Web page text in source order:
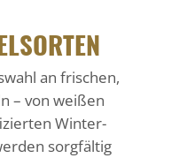
an frischen,
– von weißen
Winter-
sorgfältig